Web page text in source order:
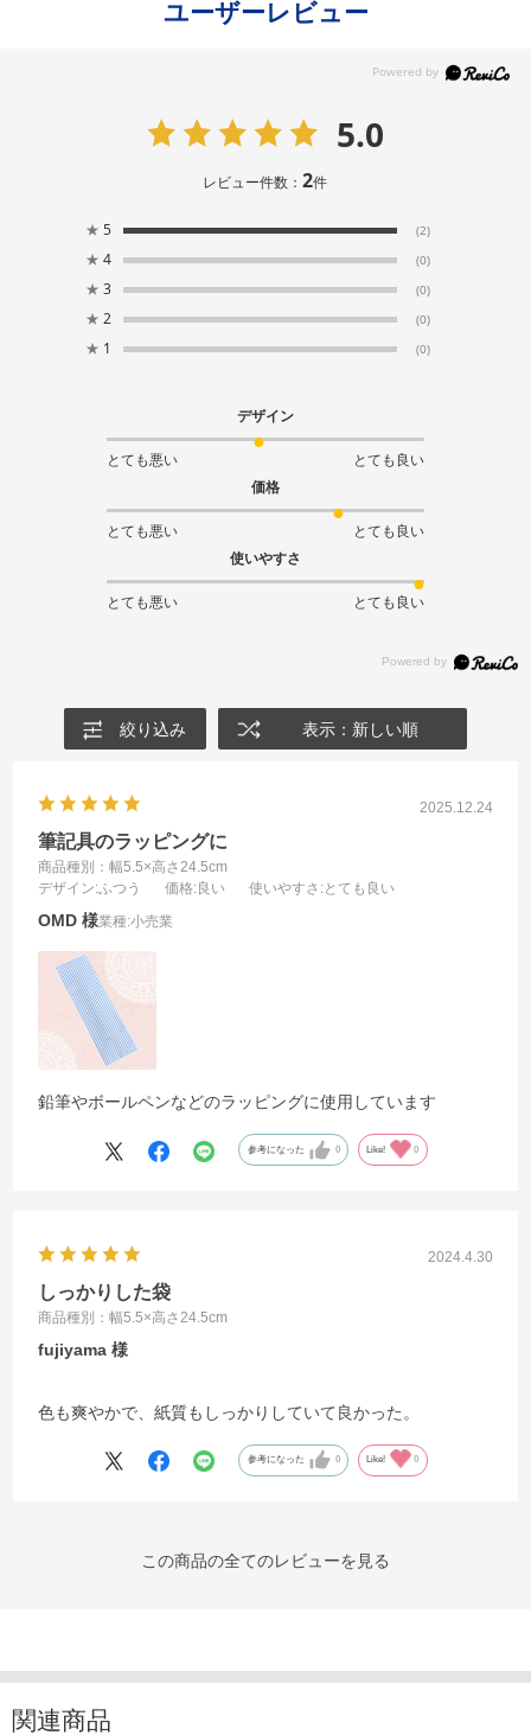
ユーザーレビュー
5.0
レビュー件数：2件
★ 5 (2)
★ 4 (0)
★ 3 (0)
★ 2 (0)
★ 1 (0)
デザイン
とても悪い
とても良い
価格
とても悪い
とても良い
使いやすさ
とても悪い とても良い
絞り込み 表示：新しい順
2025.12.24
筆記具のラッピングに
商品種別：幅5.5×高さ24.5cm
デザイン:ふつう 価格:良い 使いやすさ :とても良い
OMD 業種:小売業
鉛筆やボールペンなどのラッピングに使用しています
参考になった 0 Like! 0
2024.4.30
しっかりした袋
商品種別：幅5.5×高さ24.5cm
fujiyama
色も爽やかで、紙質もしっかりしていて良かった。
参考になった 0 Like! 0
この商品の全てのレビューを見る
関連商品